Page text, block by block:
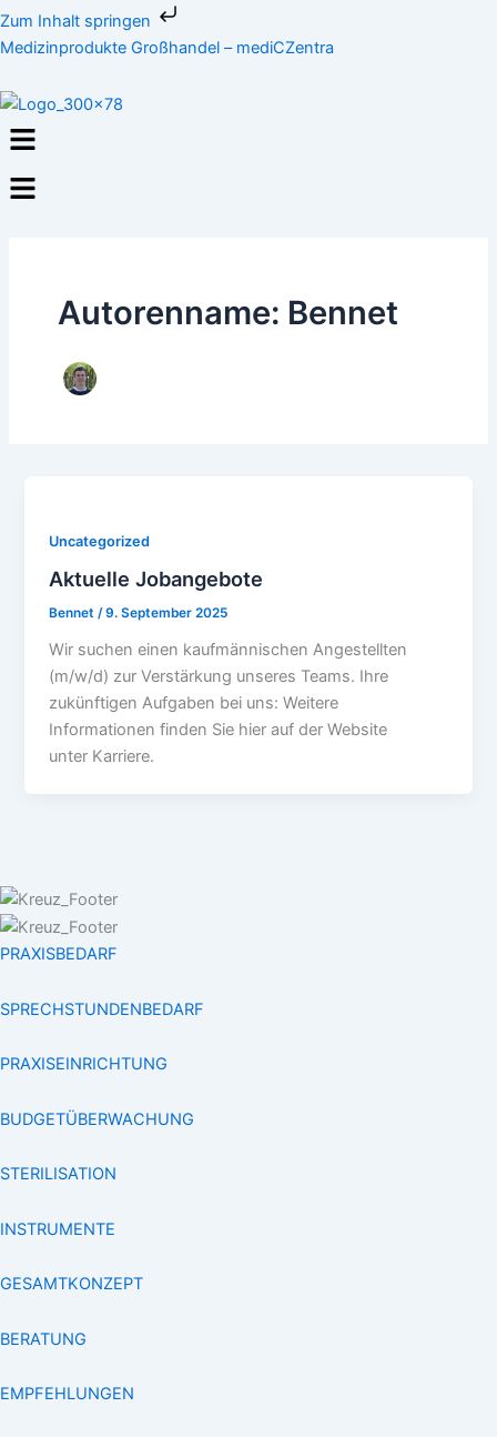
Zum Inhalt springen
Zum
Inhalt
Medizinprodukte Großhandel – mediCZentra
Menü
Autorenname: Bennet
Uncategorized
Aktuelle Jobangebote
Bennet/9. September 2025
Wir suchen einen kaufmännischen Angestellten
(m/w/d) zur Verstärkung unseres Teams. Ihre
zukünftigen Aufgaben bei uns: Weitere
Informationen finden Sie hier auf der Website
unter Karriere.
PRAXISBEDARF
SPRECHSTUNDENBEDARF
PRAXISEINRICHTUNG
BUDGETÜBERWACHUNG
STERILISATION
INSTRUMENTE
GESAMTKONZEPT
BERATUNG
EMPFEHLUNGEN